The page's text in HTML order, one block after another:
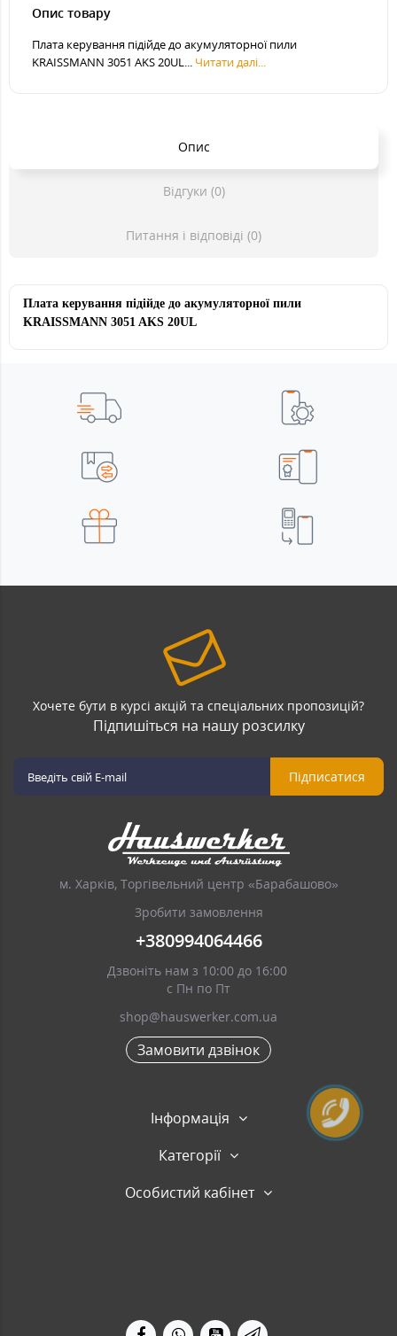
Опис товару
Плата керування підійде до акумуляторної пили
KRAISSMANN 3051 AKS 20UL... Читати далі...
Опис
Відгуки (0)
Питання і відповіді (0)
Плата керування підійде до акумуляторної пили
KRAISSMANN 3051 AKS 20UL
Хочете бути в курсі акцій та спеціальних пропозицій?
Підпишіться на нашу розсилку
Підписатися
м. Харків, Торгівельний центр «Барабашово»
Зробити замовлення
+380994064466
Дзвоніть нам з 10:00 до 16:00
с Пн по Пт
shop@hauswerker.com.ua
Замовити дзвінок
Інформація
Категорії
Особистий кабінет